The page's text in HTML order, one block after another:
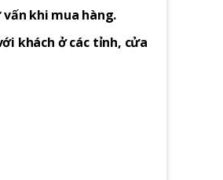
khi mua hàng.
khách ở các tỉnh, cửa